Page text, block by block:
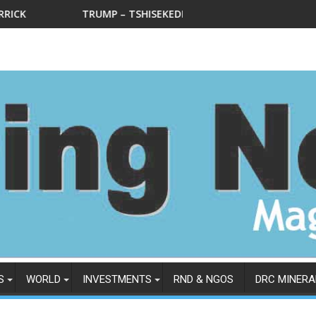
FAITS ET DOCUMENTS OFFICIELS DONT CEUX DE L’ITSCI A
DES SANCTIONS CONTRE DAN GETLER
– TSHISEKEDI AT THE DEPARTMENT OF STATE IN
WORLD INVESTMENTS RND & NGOS DRC